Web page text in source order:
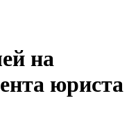
на
юриста